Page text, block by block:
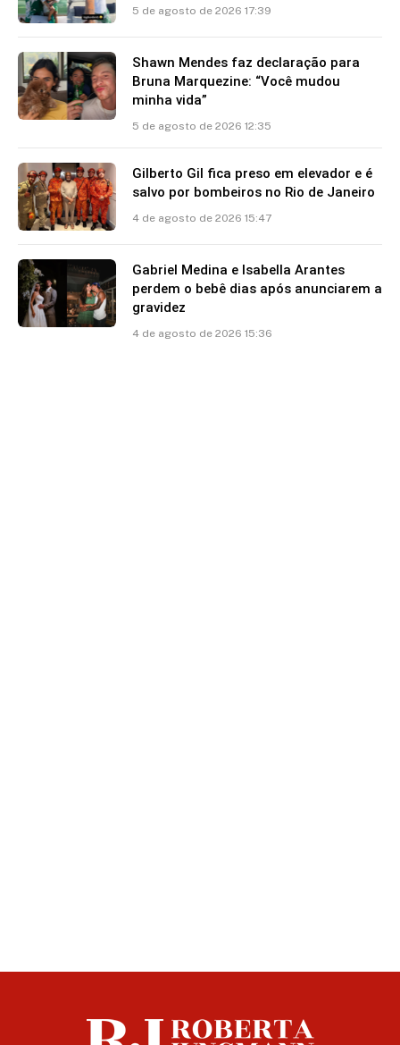
5 de agosto de 2026 17:39
Shawn Mendes faz declaração para
Bruna Marquezine: “Você mudou
minha vida”
5 de agosto de 2026 12:35
Gilberto Gil fica preso em elevador e é
salvo por bombeiros no Rio de Janeiro
4 de agosto de 2026 15:47
Gabriel Medina e Isabella Arantes
perdem o bebê dias após anunciarem a
gravidez
4 de agosto de 2026 15:36